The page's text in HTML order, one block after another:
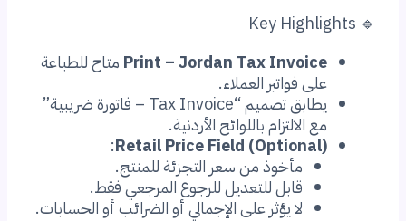
🔹 Key Highlights
Print – Jordan Tax Invoice متاح للطباعة
على فواتير العملاء.
يطابق تصميم “Tax Invoice – فاتورة ضريبية”
مع الالتزام باللوائح الأردنية.
Retail Price Field (Optional)
:
مأخوذ من سعر التجزئة للمنتج.
قابل للتعديل للرجوع المرجعي فقط.
لا يؤثر على الإجمالي أو الضرائب أو الحسابات.